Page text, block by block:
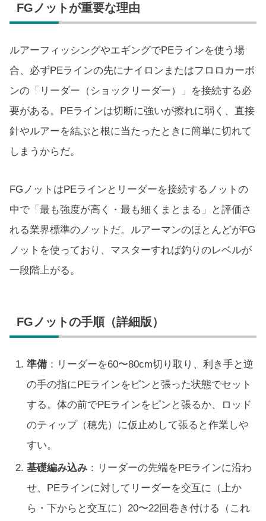
FGノットが重要な理由
ルアーフィッシングやエギングでPEラインを使う場
合、必ずPEラインの先にナイロンまたはフロロカーボ
ンの「リーダー（ショックリーダー）」を接続する必
要がある。PEラインは切断に強いが擦れに弱く、直接
針やルアーを結ぶと根に当たったときに簡単に切れて
しまうからだ。
FGノットはPEラインとリーダーを接続するノットの
中で「最も強度が高く・最も細くまとまる」と評価さ
れる業界標準のノットだ。ルアーマンのほとんどがFG
ノットを使っており、マスターすれば釣りのレベルが
一段階上がる。
FGノットの手順（詳細版）
準備：リーダーを60〜80cm切り取り、利き手と逆
の手の指にPEラインをピンと張った状態でセット
する。体の前でPEラインをピンと張るか、ロッド
のティップ（穂先）に仮止めして張ると作業しや
すい。
基礎編み込み ：リーダーの先端をPEラインに沿わ
せ、PEラインに対してリーダーを交互に（上か
ら・下からと交互に）20〜22回巻き付ける（これ